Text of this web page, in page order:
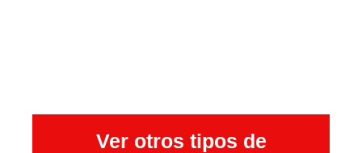
Ver otros tipos de